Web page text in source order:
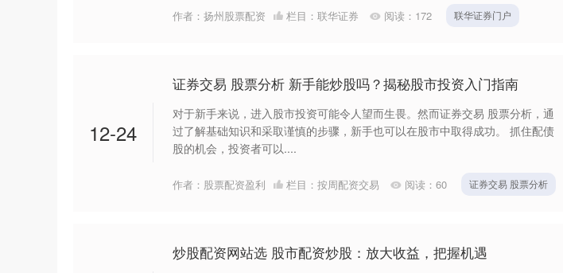
作者：扬州股票配资 栏目： 联华证券 阅读： 172 联华证券门户
12-24
证券交易 股票分析 新手能炒股吗？揭秘股市投资入门指南
对于新手来说，进入股市投资可能令人望而生畏。然而证券交易 股票分析，通
过了解基础知识和采取谨慎的步骤，新手也可以在股市中取得成功。 抓住配债
股的机会，投资者可以....
作者：股票配资盈利 栏目： 按周配资交易 阅读： 60 证券交易 股票分析
炒股配资网站选 股市配资炒股：放大收益，把握机遇